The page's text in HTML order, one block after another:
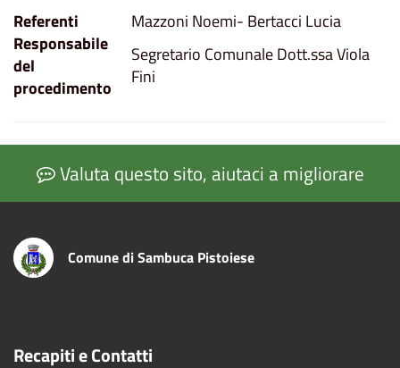
Referenti
Mazzoni Noemi- Bertacci Lucia
Responsabile
del
procedimento
Segretario Comunale Dott.ssa Viola
Fini
Valuta questo sito, aiutaci a migliorare
Comune di Sambuca Pistoiese
Recapiti e Contatti